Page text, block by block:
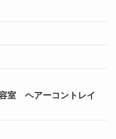
室 ヘアーコントレイ